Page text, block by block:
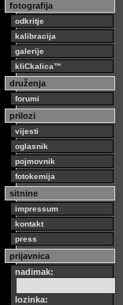
fotografija
odkritje
kalibracija
galerije
kliCkalica™
druženja
forumi
prilozi
vijesti
oglasnik
pojmovnik
fotokemija
sitnine
impressum
kontakt
press
prijavnica
nadimak:
lozinka: